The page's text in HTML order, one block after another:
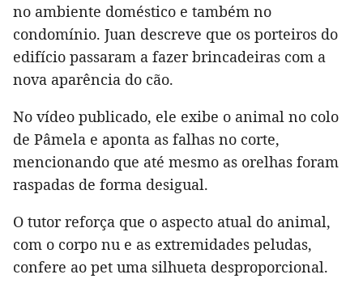
no ambiente doméstico e também no
condomínio. Juan descreve que os porteiros do
edifício passaram a fazer brincadeiras com a
nova aparência do cão.
No vídeo publicado, ele exibe o animal no colo
de Pâmela e aponta as falhas no corte,
mencionando que até mesmo as orelhas foram
raspadas de forma desigual.
O tutor reforça que o aspecto atual do animal,
com o corpo nu e as extremidades peludas,
confere ao pet uma silhueta desproporcional.